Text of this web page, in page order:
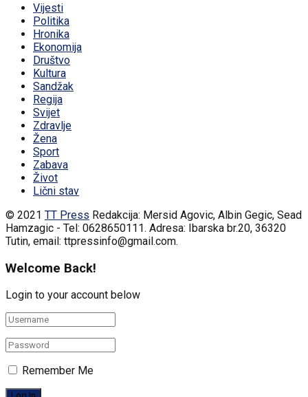
Vijesti
Politika
Hronika
Ekonomija
Društvo
Kultura
Sandžak
Regija
Svijet
Zdravlje
Žena
Sport
Zabava
Život
Lični stav
© 2021 TT Press Redakcija: Mersid Agovic, Albin Gegic, Sead
Hamzagic - Tel: 0628650111. Adresa: Ibarska br.20, 36320
Tutin, email: ttpressinfo@gmail.com.
Welcome Back!
Login to your account below
Remember Me